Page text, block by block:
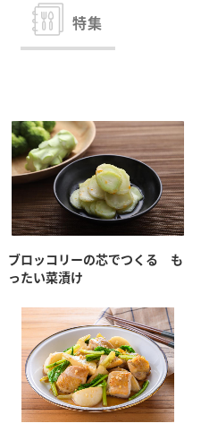
ぽん酢
鍋用調味料
中華
プ
特集
ブロッコリーの芯でつくる も
ったい菜漬け